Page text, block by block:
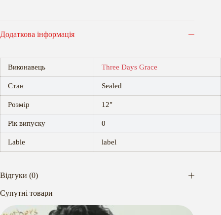
Додаткова інформація
Виконавець Three Days Grace
Стан Sealed
Розмір 12"
Рік випуску 0
Lable label
Відгуки (0)
Супутні товари